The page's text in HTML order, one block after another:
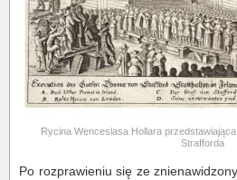
Rycina Wenceslasa Hollara
Strafforda
Po rozprawieniu się ze